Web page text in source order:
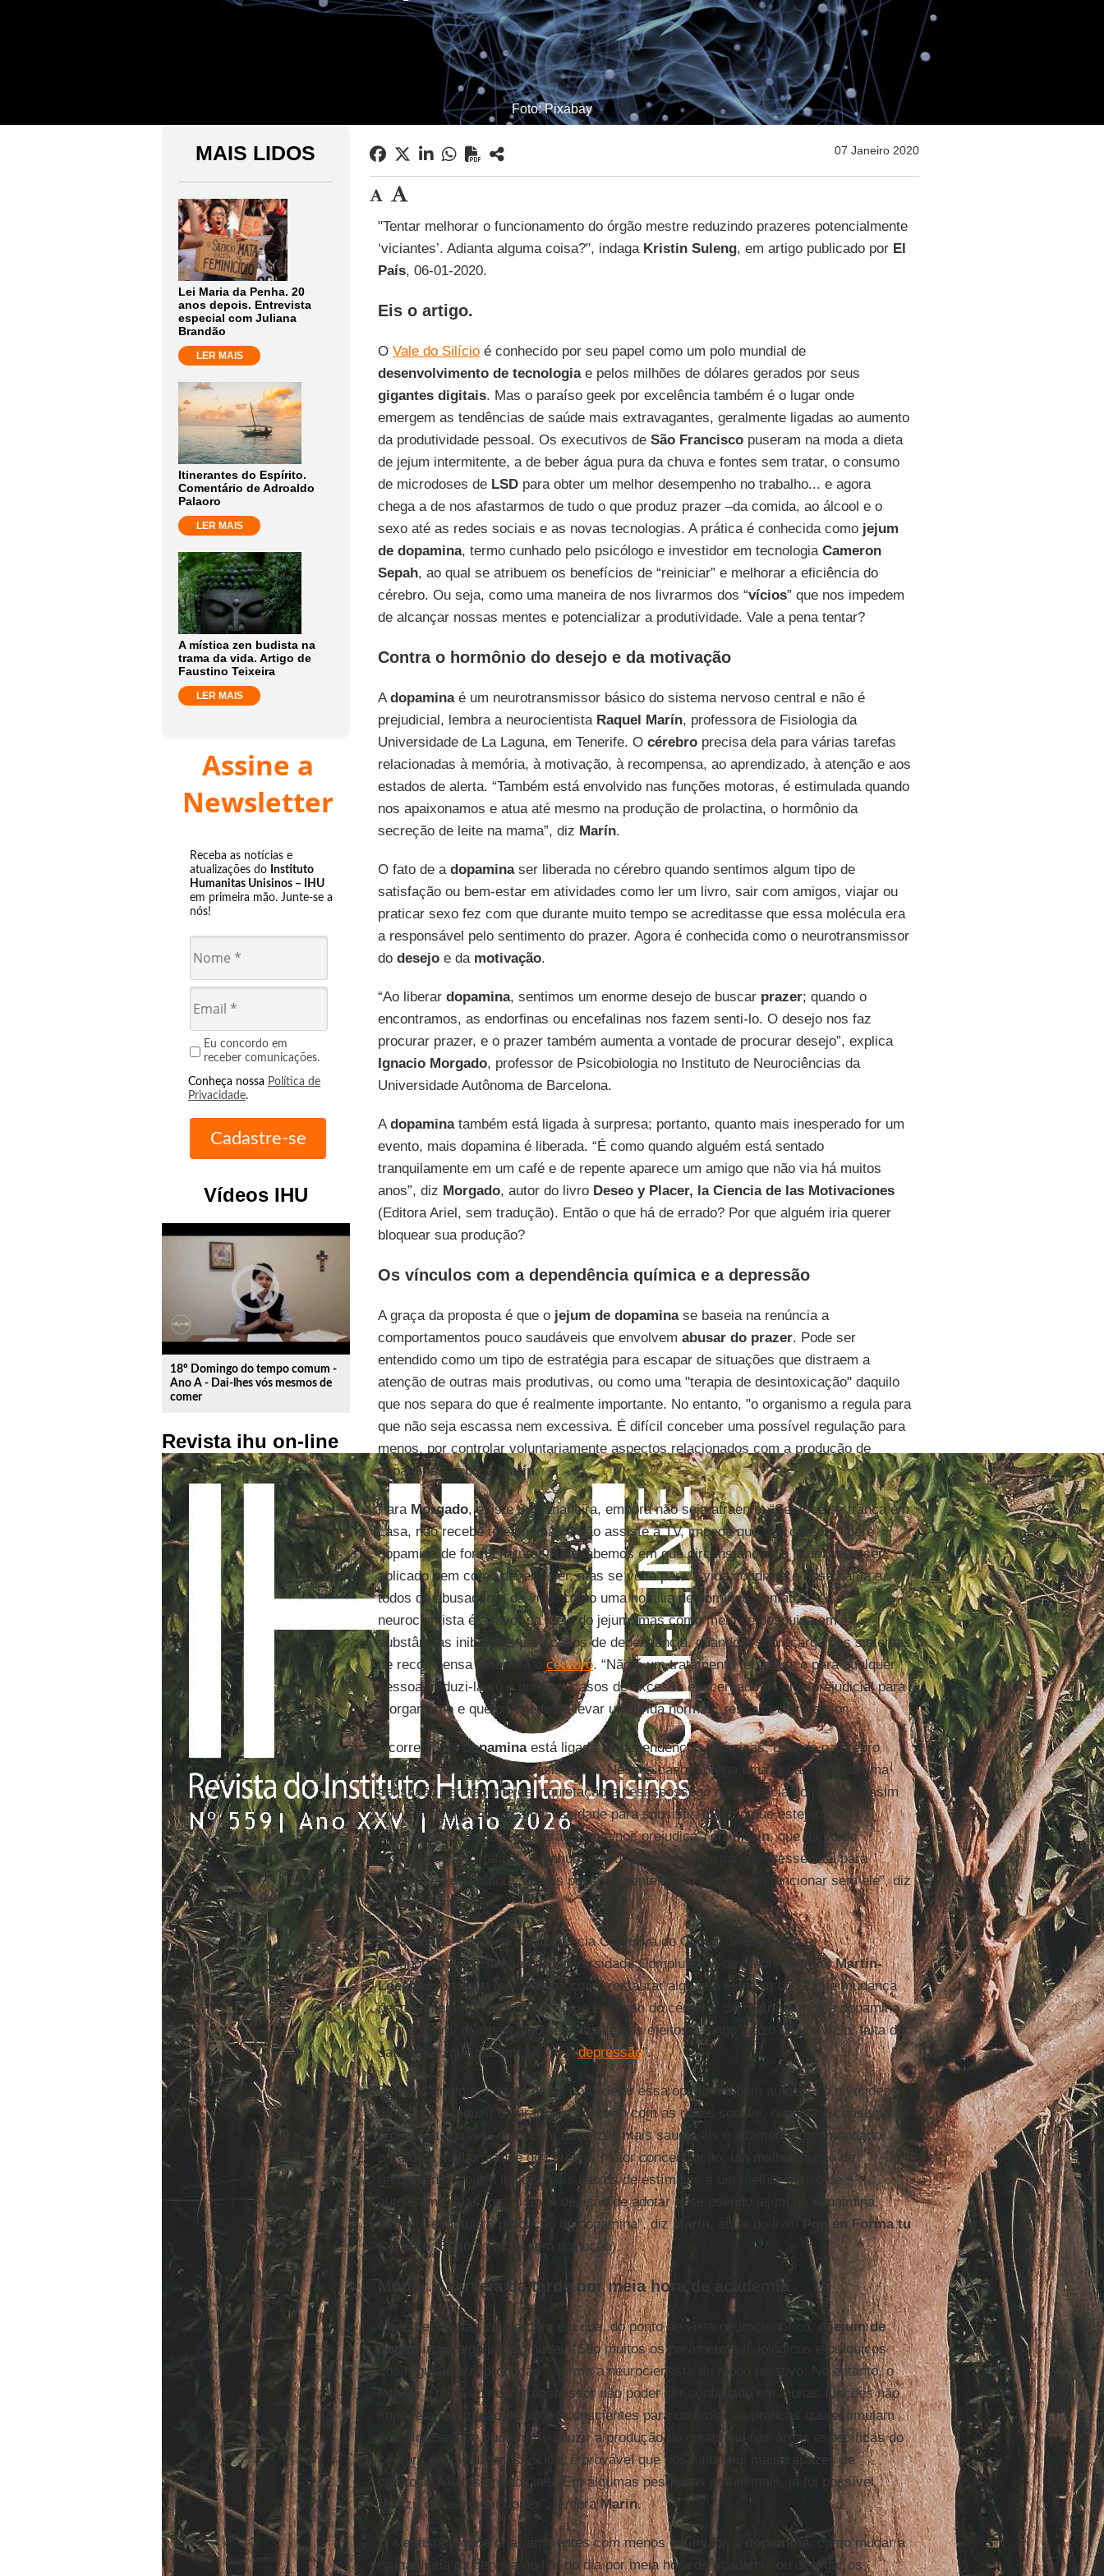
Foto: Pixabay
MAIS LIDOS
Lei Maria da Penha. 20
anos depois. Entrevista
especial com Juliana
Brandão
LER MAIS
Itinerantes do Espírito.
Comentário de Adroaldo
Palaoro
LER MAIS
A mística zen budista na
trama da vida. Artigo de
Faustino Teixeira
LER MAIS
Assine a
Newsletter
Receba as notícias e
atualizações do Instituto
Humanitas Unisinos – IHU
em primeira mão. Junte-se a
nós!
Eu concordo em
receber comunicações.
Conheça nossa Política de
Privacidade.
Vídeos IHU
play_circle_outline
18º Domingo do tempo comum -
Ano A - Dai-lhes vós mesmos de
comer
Revista ihu on-line
07 Janeiro 2020
"Tentar melhorar o funcionamento do órgão mestre reduzindo prazeres potencialmente
‘viciantes’. Adianta alguma coisa?", indaga Kristin Suleng, em artigo publicado por El
País, 06-01-2020.
Eis o artigo.
O Vale do Silícioé conhecido por seu papel como um polo mundial de
desenvolvimento de tecnologiae pelos milhões de dólares gerados por seus
gigantes digitais. Mas o paraíso geek por excelência também é o lugar onde
emergem as tendências de saúde mais extravagantes, geralmente ligadas ao aumento
da produtividade pessoal. Os executivos de São Franciscopuseram na moda a dieta
de jejum intermitente, a de beber água pura da chuva e fontes sem tratar, o consumo
de microdoses de LSDpara obter um melhor desempenho no trabalho... e agora
chega a de nos afastarmos de tudo o que produz prazer –da comida, ao álcool e o
sexo até as redes sociais e as novas tecnologias. A prática é conhecida como jejum
de dopamina, termo cunhado pelo psicólogo e investidor em tecnologia Cameron
Sepah, ao qual se atribuem os benefícios de “reiniciar” e melhorar a eficiência do
cérebro. Ou seja, como uma maneira de nos livrarmos dos “vícios” que nos impedem
de alcançar nossas mentes e potencializar a produtividade. Vale a pena tentar?
Contra o hormônio do desejo e da motivação
Adopaminaé um neurotransmissor básico do sistema nervoso central e não é
prejudicial, lembra a neurocientista Raquel Marín, professora de Fisiologia da
Universidade de La Laguna, em Tenerife. O cérebroprecisa dela para várias tarefas
relacionadas à memória, à motivação, à recompensa, ao aprendizado, à atenção e aos
estados de alerta. “Também está envolvido nas funções motoras, é estimulada quando
nos apaixonamos e atua até mesmo na produção de prolactina, o hormônio da
secreção de leite na mama”, diz Marín.
O fato de a dopaminaser liberada no cérebro quando sentimos algum tipo de
satisfação ou bem-estar em atividades como ler um livro, sair com amigos, viajar ou
praticar sexo fez com que durante muito tempo se acreditasse que essa molécula era
a responsável pelo sentimento do prazer. Agora é conhecida como o neurotransmissor
do desejoe da motivação.
“Ao liberar dopamina, sentimos um enorme desejo de buscar prazer; quando o
encontramos, as endorfinas ou encefalinas nos fazem senti-lo. O desejo nos faz
procurar prazer, e o prazer também aumenta a vontade de procurar desejo”, explica
Ignacio Morgado, professor de Psicobiologia no Instituto de Neurociências da
Universidade Autônoma de Barcelona.
Adopaminatambém está ligada à surpresa; portanto, quanto mais inesperado for um
evento, mais dopamina é liberada. “É como quando alguém está sentado
tranquilamente em um café e de repente aparece um amigo que não via há muitos
anos”, diz Morgado, autor do livro Deseo y Placer, la Ciencia de las Motivaciones
(Editora Ariel, sem tradução). Então o que há de errado? Por que alguém iria querer
bloquear sua produção?
Os vínculos com a dependência química e a depressão
A graça da proposta é que ojejum de dopaminase baseia na renúncia a
comportamentos pouco saudáveis que envolvem abusar do prazer. Pode ser
entendido como um tipo de estratégia para escapar de situações que distraem a
atenção de outras mais produtivas, ou como uma "terapia de desintoxicação" daquilo
que nos separa do que é realmente importante. No entanto, "o organismo a regula para
que não seja escassa nem excessiva. É difícil conceber uma possível regulação para
menos, por controlar voluntariamente aspectos relacionados com a produção de
dopamina", explica
Marín.
Para Morgado, existe uma maneira, embora não seja atraente: “Se você se tranca em
casa, não recebe telefonemas e não assiste à TV, impede que seu cérebro libere
dopamina de forma natural. Não sabemos em que circunstâncias o jejum deve ser
aplicado nem como deveria ser, mas se volta para a vida cotidiana e nos chama a
todos de abusadores da vida, como uma homilia de domingo”, enfatiza. A
neurocientista é a favor da ideia do jejum, mas como meio de pesquisa em
substâncias inibidoras para casos de dependência, quando a sobrecarga dos sistemas
de recompensa deteriora o cérebro. “Não é um tratamento terapêutico para qualquer
pessoa, reduzi-la só é bom em casos de excesso exacerbado de algo prejudicial para
o organismo e que o impede de levar uma vida normal”, ressalta o professor.
Ocorre que adopaminaestá ligada às dependências químicas, quando o cérebro
pede a recompensa com insistência. Nesses casos, prega uma peça. “Produz uma
sensação permanente de inquietação e desassossego na ausência do prêmio, assim
como de atender a essa necessidade para subsistir, mesmo que estejamos
conscientes de que é uma prática que nos prejudica”, dizMarín, que dá como
exemplo o café matinal. “Nenhum estudo científico mostra que é essencial para
sobreviver, no entanto, muitas pessoas sentem que não podem funcionar sem ele”, diz
a neurocientista.
O diretor da seção de Neurociência Cognitiva do Centro de Evolução e
Comportamento Humano da Universidade Complutense de Madri,
Manuel Martín-
Loeches , observa que “não há como restaurar algo que está em constante mudança
desde antes do nascimento, como é o caso do cérebro. Se restringirmos a dopamina
com o jejum, ocorrerá algo semelhante aos efeitos a longo prazo de um vício: falta de
satisfação, que costuma levar àdepressão”.
Paradoxalmente, só fato de se considerar essa opção também aumenta o nível dessa
molécula. “Reduzir o horário de conexão com as redes sociais, eliminar o consumo de
drogas ou mudar a dieta com diretrizes mais saudáveis ​​é altamente recomendado
para uma melhor saúde do cérebro, maior concentração, um melhor senso de
recompensa contra limites mais baixos de estímulos e um melhor senso de
autoestima. Mas, por si só, a decisão de adotar esse pseudo jejum de dopaimina
também estimula a produção de dopamina”, dizMarín , autor do livro
Pon en Forma tu
Cerebro(Editora Rock, sem tradução).
Mudar a cerveja da tarde por meia hora de academia
Os especialistas concordam em que, do ponto de vista neurocientífico, o jejum de
dopamina
é algo inimaginável. “São muitos os parâmetros fisiológicos e psíquicos
que regulam sua produção”, afirma a neurocientista de modo taxativo. No entanto, o
fato de o nível do neurotransmissor não poder ser controlado em muitas funções não
impede a realização de ações conscientes para controlar as práticas que estimulam
sua síntese. “Se pudermos reduzir a produção de dopamina nas áreas específicas do
cérebro envolvidas nos vícios, é provável que nos sintamos mais capazes de
controlar hábitos prejudiciais. Em algumas pesquisas em animais, já foi possível
reduzir o desejo por doces”, lembraMarin.
O cientista propõe criar ambientes com menos estímulos à dopamina
, como mudar a
rotina diária da cerveja no fim do dia por meia hora de academia ou desligar os